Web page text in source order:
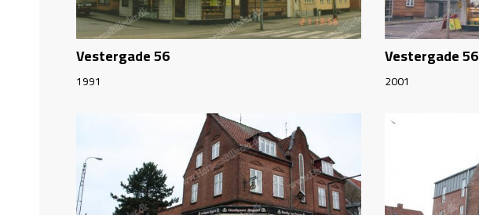
Vestergade 56
1991
Vestergade 56
2001